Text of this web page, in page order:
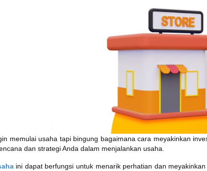
memulai usaha tapi bingung bagaimana cara meyakinkan
dan strategi Anda dalam menjalankan usaha.
ini dapat berfungsi untuk menarik perhatian dan